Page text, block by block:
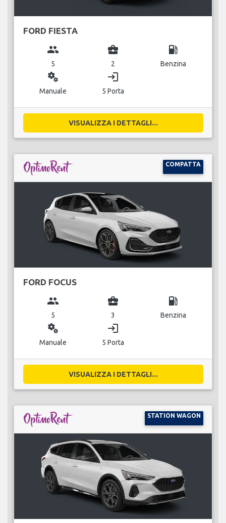
FORD FIESTA
group
5
business_center
2
local_gas_station
Benzina
miscellaneous_services
Manuale
login
5 Porta
VISUALIZZA I DETTAGLI...
COMPATTA
FORD FOCUS
group
5
business_center
3
local_gas_station
Benzina
miscellaneous_services
Manuale
login
5 Porta
VISUALIZZA I DETTAGLI...
STATION WAGON